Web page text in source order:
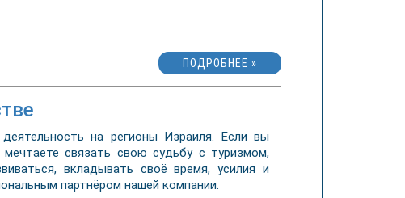
ПОДРОБНЕЕ »
на регионы Израиля. Если вы
связать свою судьбу с туризмом,
вкладывать своё время, усилия и
партнёром нашей компании.